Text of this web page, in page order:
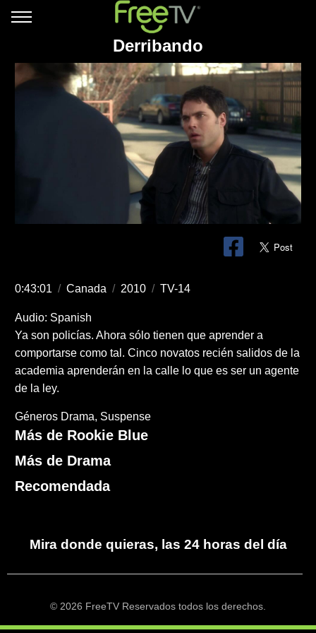
Derribando
0:43:01 / Canada / 2010 / TV-14
Audio: Spanish
Ya son policías. Ahora sólo tienen que aprender a
comportarse como tal. Cinco novatos recién salidos de la
academia aprenderán en la calle lo que es ser un agente
de la ley.
Géneros Drama Suspense
Más de Rookie Blue
Más de Drama
Recomendada
Mira donde quieras, las 24 horas del día
© 2026 FreeTV Reservados todos los derechos.